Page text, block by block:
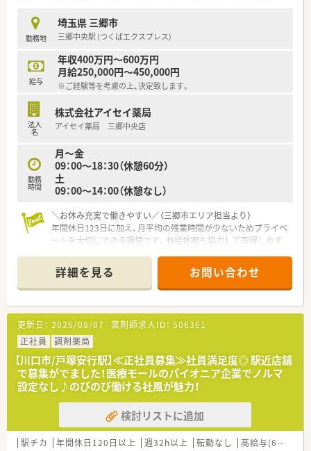
ライフスタイルに合わせた多彩な福利厚生が充実しています。
【募集背景と求める人物像について】
■現在の店舗体制を見直し、欠員補充として将来の店舗運営を担
う新たな人材を急募として求めて採用活動を行っております。
■調剤経験が2年以上あり、今後のキャリアとして管理薬剤師や
店長などのマネジメント職を目指す方を歓迎いたします。
かかりつけ機能の充実に向けて長く活躍いただける方です。
勤務地
埼玉県 三郷市
三郷中央駅 (つくばエクスプレス)
給与
年収400万円～600万円
月給250,000円～450,000円
※ご経験等を考慮の上、決定致します。
法人
名
株式会社アイセイ薬局
アイセイ薬局 三郷中央店
勤務
時間
月～金
09：00～18：30（休憩60分）
土
09：00～14：00（休憩なし）
＼お休み充実で働きやすい／（三郷市エリア担当より）
年間休日123日に加え、月平均の残業時間が少ないためプライベ
ートを大切にできる環境です。有給休暇も協力して取得しやす
＊------------------------------------------＊
【店舗情報と応需状況について】
■最寄り駅である三郷中央駅から徒歩3分と非常にアクセス良好
な立地にて、地域の患者さまへ医療を提供しております。
■内科や耳鼻科をはじめとする多科目を応需しており、1日の処
方箋応需枚数は平均130枚から140枚の環境です。
■勤務者数は常勤薬剤師4名とパート薬剤師3名に加え、事務ス
タッフが3名在籍してチームで業務を分担しています。
【求人情報について】
■年収はご経験などを考慮し400万円から600万円の範囲で決定
され、年に2回の賞与や年1回の昇給制度が用意されています。
■年間休日は123日確保されており、日曜日と祝日のお休みに加
えてシフトによるお休みをしっかりと取得可能な環境です。
詳細を見る お問い合わせ
更新日： 2026/08/07 薬剤師求人ID： 506361
正社員
調剤薬局
【川口市/戸塚安行駅】≪正社員募集≫社員満足度◎ 駅近店舗
で募集がでました！医療モールのパイオニア企業でノルマ
設定なし♪のびのび働ける社風が魅力！
検討リストに追加
駅チカ 年間休日120日以上 週32h以上 転勤なし 高給与(600万円以上)